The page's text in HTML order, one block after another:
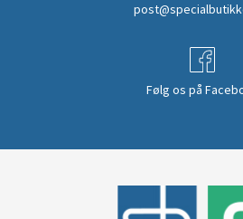
Følg os på